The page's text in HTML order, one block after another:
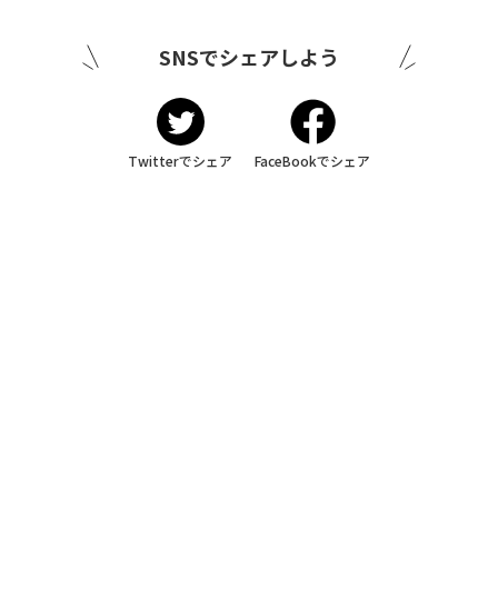
SNSでシェアしよう
Twitterでシェア FaceBookでシェア